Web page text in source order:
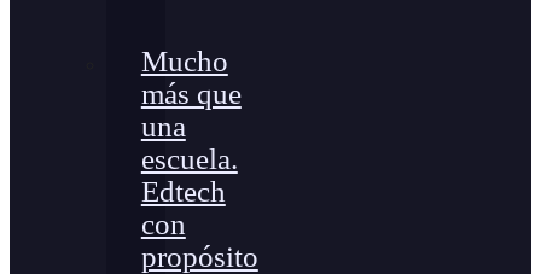
Mucho
más que
una
escuela.
Edtech
con
propósito